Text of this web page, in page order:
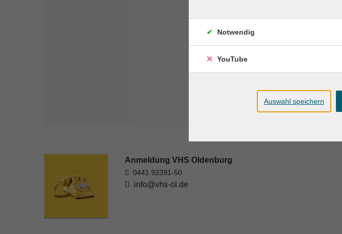
Anmeldung VHS Oldenburg
0441 92391-50
info@vhs-ol.de
Notwendig
YouTube
Auswahl speichern